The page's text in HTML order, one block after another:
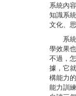
系統內
知識系
文化、
系統論
學效果
不過，
據，它
構能力
能力訓